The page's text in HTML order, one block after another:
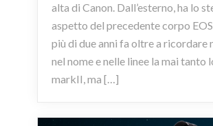
alta di Canon. Dall’esterno, ha lo
aspetto del precedente corpo
più di due anni fa oltre a ricordare
nel nome e nelle linee la mai tanto
markII, ma […]